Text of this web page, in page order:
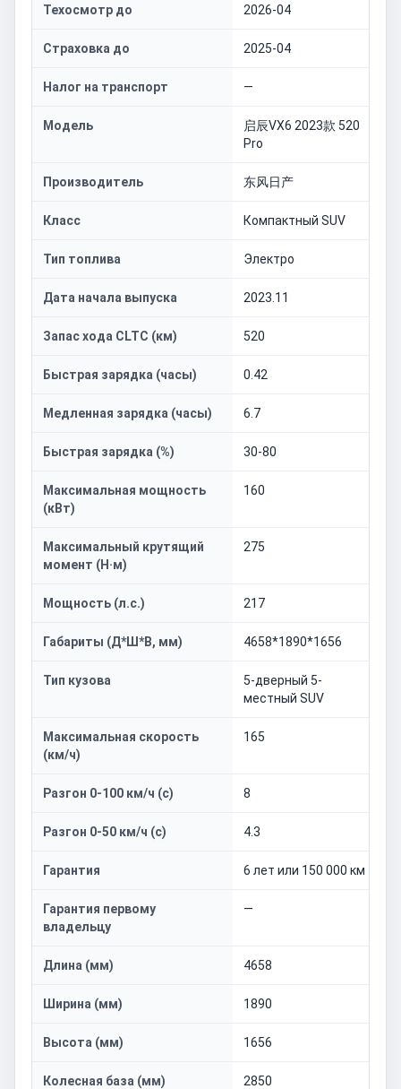
Техосмотр до 2026-04
Страховка до 2025-04
Налог на транспорт —
Модель
启辰VX6 2023款 520
Pro
Производитель 东风日产
Класс Компактный SUV
Тип топлива Электро
Дата начала выпуска 2023.11
Запас хода CLTC (км) 520
Быстрая зарядка (часы) 0.42
Медленная зарядка (часы) 6.7
Быстрая зарядка (%) 30-80
Максимальная мощность
(кВт)
160
Максимальный крутящий
момент (Н·м)
275
Мощность (л.с.) 217
Габариты (Д*Ш*В, мм) 4658*1890*1656
Тип кузова
5-дверный 5-
местный SUV
Максимальная скорость
(км/ч)
165
Разгон 0-100 км/ч (с) 8
Разгон 0-50 км/ч (с) 4.3
Гарантия 6 лет или 150 000 км
Гарантия первому
владельцу
—
Длина (мм) 4658
Ширина (мм) 1890
Высота (мм) 1656
Колесная база (мм) 2850